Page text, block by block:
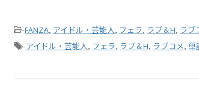
-FANZA, アイドル・芸能人, フェラ, ラブ＆H, ラブ
-アイドル・芸能人, フェラ, ラブ＆H, ラブコメ, 単